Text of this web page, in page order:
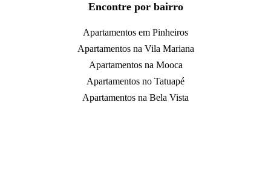
Encontre por bairro
Apartamentos em Pinheiros
Apartamentos na Vila Mariana
Apartamentos na Mooca
Apartamentos no Tatuapé
Apartamentos na Bela Vista